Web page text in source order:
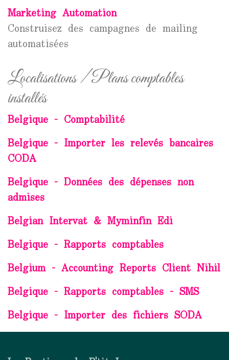
Marketing Automation
Construisez des campagnes de mailing
automatisées
Localisations / Plans comptables
installés
Belgique - Comptabilité
Belgique - Importer les relevés bancaires
CODA
Belgique - Données des dépenses non
admises
Belgian Intervat & Myminfin Edi
Belgique - Rapports comptables
Belgium - Accounting Reports Client Nihil
Belgique - Rapports comptables - SMS
Belgique - Importer des fichiers SODA